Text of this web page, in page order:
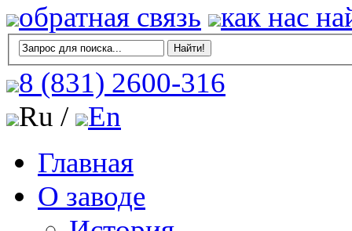
обратная связь
как нас
8 (831) 2600-316
Ru /
En
Главная
О заводе